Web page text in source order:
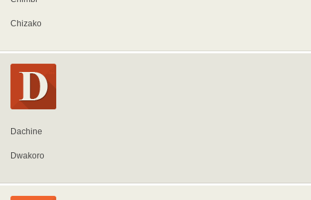
Chizako
Dachine
Dwakoro